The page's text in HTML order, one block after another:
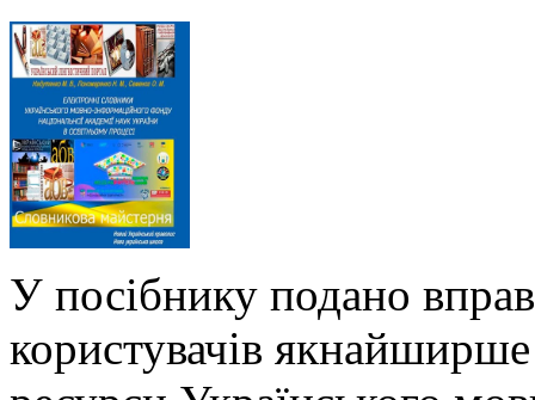
У посібнику подано
користувачів